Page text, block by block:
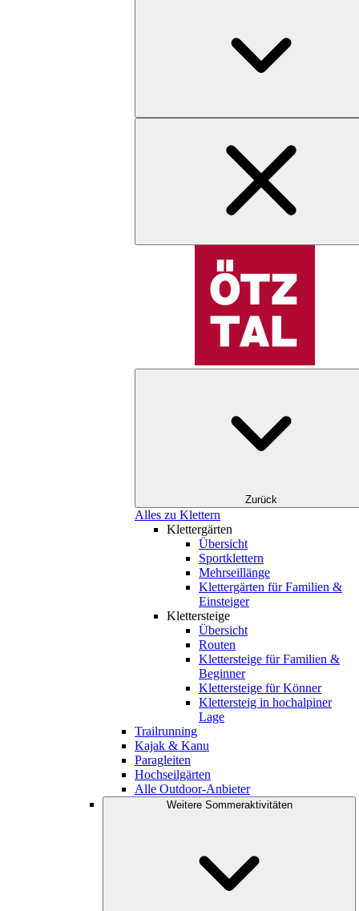
Zurück
Alles zu Klettern
Klettergärten
Übersicht
Sportklettern
Mehrseillänge
Klettergärten für Familien &
Einsteiger
Klettersteige
Übersicht
Routen
Klettersteige für Familien &
Beginner
Klettersteige für Könner
Klettersteig in hochalpiner
Lage
Trailrunning
Kajak & Kanu
Paragleiten
Hochseilgärten
Alle Outdoor-Anbieter
Weitere Sommeraktivitäten